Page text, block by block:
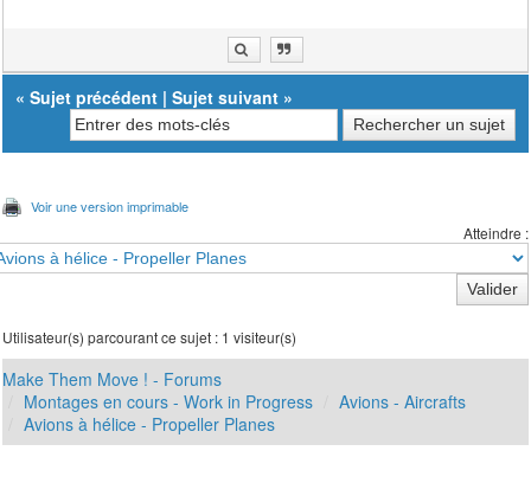
«Sujet précédent |Sujet suivant »
Voir une version imprimable
Atteindre :
Utilisateur(s) parcourant ce sujet : 1 visiteur(s)
Make Them Move ! - Forums
Montages en cours - Work in Progress
Avions - Aircrafts
Avions à hélice - Propeller Planes